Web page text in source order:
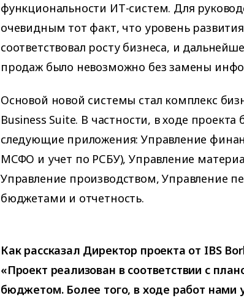
функциональности ИТ-систем. Для
очевидным тот факт, что уровень
соответствовал росту бизнеса, и
продаж было невозможно без замены
Основой новой системы стал комплекс
Business Suite. В частности, в ходе
следующие приложения: Управление
МСФО и учет по РСБУ), Управление
Управление производством, Управление
бюджетами и отчетность.
Как рассказал Директор проекта от IBS
«Проект реализован в соответствии с
бюджетом. Более того, в ходе работ нами